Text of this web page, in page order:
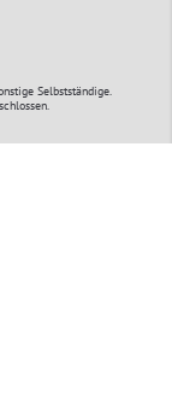
Selbstständige.